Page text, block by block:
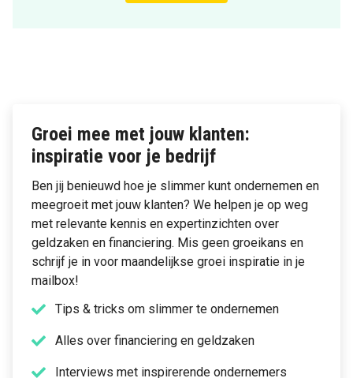
Groei mee met jouw klanten:
inspiratie voor je bedrijf
Ben jij benieuwd hoe je slimmer kunt ondernemen en
meegroeit met jouw klanten? We helpen je op weg
met relevante kennis en expertinzichten over
geldzaken en financiering. Mis geen groeikans en
schrijf je in voor maandelijkse groei inspiratie in je
mailbox!
Tips & tricks om slimmer te ondernemen
Alles over financiering en geldzaken
Interviews met inspirerende ondernemers